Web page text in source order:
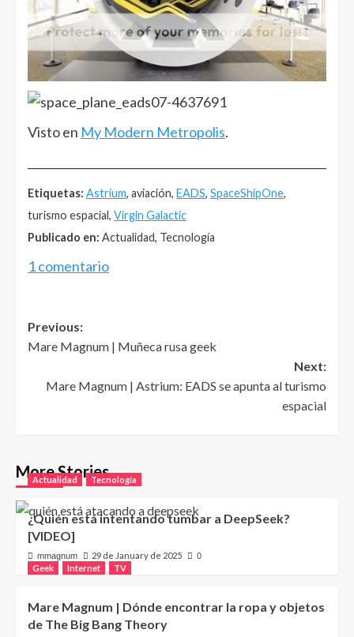
Visto en My Modern Metropolis.
Etiquetas: Astrium, aviación, EADS, SpaceShipOne,
turismo espacial, Virgin Galactic
Publicado en: Actualidad, Tecnología
1 comentario
Post
navigation
Previous:
Mare Magnum | Muñeca rusa geek
Next:
Mare Magnum | Astrium: EADS se apunta al turismo
espacial
More Stories
Actualidad Tecnología
¿Quién está intentando tumbar a DeepSeek?
[VIDEO]
mmagnum 29 de January de 2025 0
Geek Internet TV
Mare Magnum | Dónde encontrar la ropa y objetos
de The Big Bang Theory